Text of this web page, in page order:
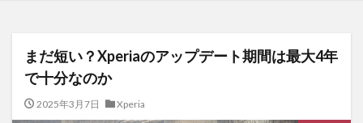
まだ短い？Xperiaのアップデート期間は最大4年
で十分なのか
2025年3月7日 Xperia